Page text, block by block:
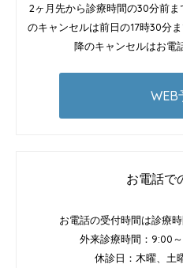
2ヶ月先から診療時間の30分前
のキャンセルは前日の17時30分
降のキャンセルはお電
WEB
お電話で
お電話の受付時間は診療
外来診療時間：9:00～
休診日：木曜、土